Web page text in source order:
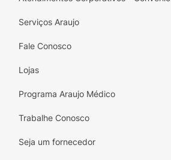
Serviços Araujo
Fale Conosco
Lojas
Programa Araujo Médico
Trabalhe Conosco
Seja um fornecedor